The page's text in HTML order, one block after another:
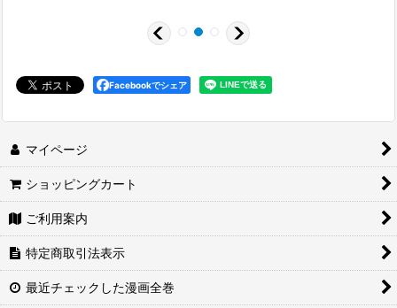
Facebookでシェア
マイページ
ショッピングカート
ご利用案内
特定商取引法表示
最近チェックした漫画全巻